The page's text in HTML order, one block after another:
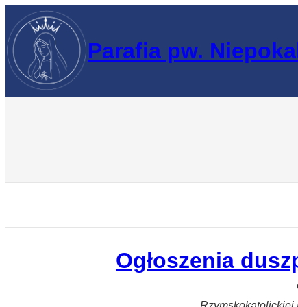
Przejdź
do
treści
Parafia pw.
Ogłoszenia